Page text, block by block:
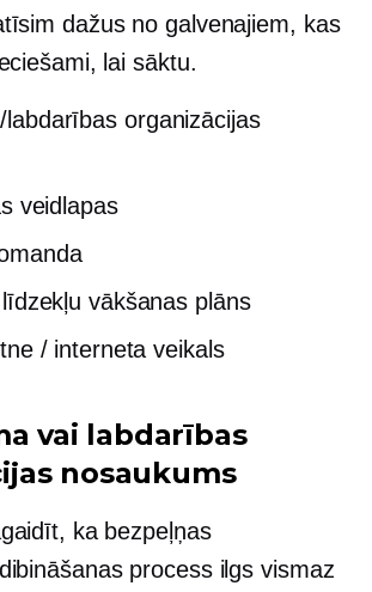
dažus no galvenajiem, kas
lai sāktu.
labdarības organizācijas
veidlapas
vākšanas plāns
/ interneta veikals
vai labdarības
nosaukums
ka bezpeļņas
process ilgs vismaz